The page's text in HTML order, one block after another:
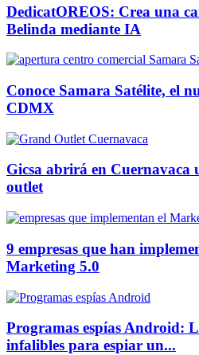
DedicatOREOS: Crea una
Belinda mediante IA
Conoce Samara Satélite, el
CDMX
Gicsa abrirá en Cuernavaca
outlet
9 empresas que han
Marketing 5.0
Programas espías Android:
infalibles para espiar un...